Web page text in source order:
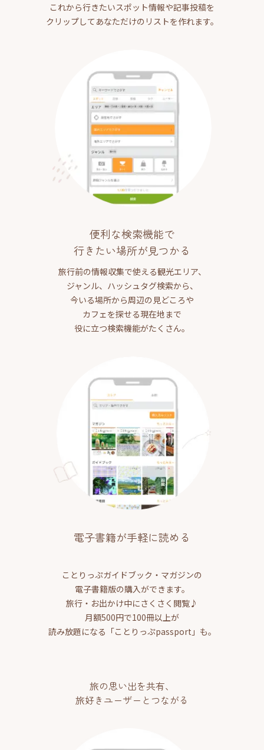
これから行きたいスポット情報や記事投稿を
クリップしてあなただけのリストを作れます。
便利な検索機能で
行きたい場所が見つかる
旅行前の情報収集で使える観光エリア、
ジャンル、ハッシュタグ検索から、
今いる場所から周辺の見どころや
カフェを探せる現在地まで
役に立つ検索機能がたくさん。
電子書籍が手軽に読める
ことりっぷガイドブック・マガジンの
電子書籍版の購入ができます。
旅行・お出かけ中にさくさく閲覧♪
月額500円で100冊以上が
読み放題になる「ことりっぷpassport」も。
旅の思い出を共有、
旅好きユーザーとつながる